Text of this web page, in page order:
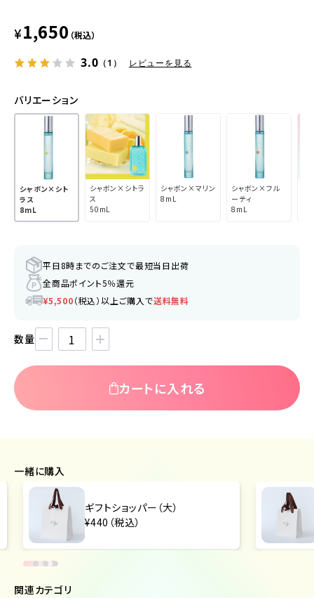
¥1,650 （税込）
3.0 （1） レビューを見る
バリエーション
シャボン×シト
ラス
8mL
シャボン×シトラ
ス
50mL
シャボン×マリン
8mL
シャボン×フル
ーティ
8mL
平日8時までのご注文で最短当日出荷
全商品ポイント5％還元
¥5,500（税込）以上ご購入で送料無料
数量
カートに入れる
一緒に購入
ギフトショッパー（大）
¥440（税込）
関連カテゴリ